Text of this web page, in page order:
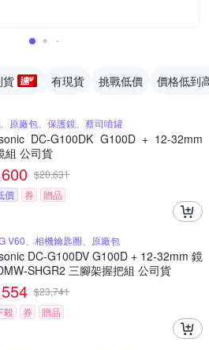
貨 有現貨 挑戰低價 價格低到
原廠包、保護鏡、蔡司噴罐
DC-G100DK G100D + 12-32mm
組 公司貨
$20,631
價
券 贈品
V60、相機鑰匙圈、原廠包
DC-G100DV G100D + 12-32mm 鏡
SHGR2 三腳架握把組 公司貨
$23,741
殺
券 贈品